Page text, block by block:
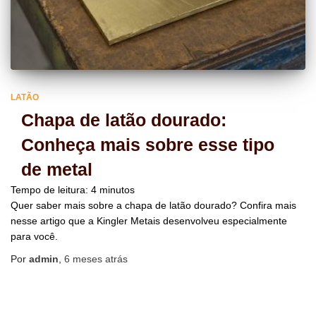
LATÃO
Chapa de latão dourado:
Conheça mais sobre esse tipo
de metal
Tempo de leitura: 4 minutos
Quer saber mais sobre a chapa de latão dourado? Confira mais
nesse artigo que a Kingler Metais desenvolveu especialmente
para você.
Por admin 6 meses atrás